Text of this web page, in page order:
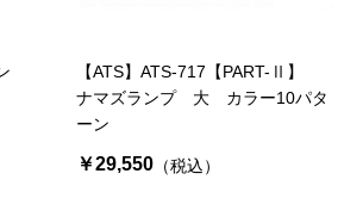
【ATS】ATS-717【PART-Ⅱ】
ナマズランプ 大 カラー10パタ
ーン
￥29,550（税込）